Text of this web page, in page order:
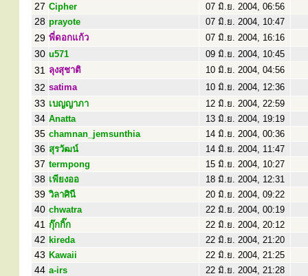
27 Cipher 07 มิ.ย. 2004, 06:56
28 prayote 07 มิ.ย. 2004, 10:47
29 พี่ดอกแก้ว 07 มิ.ย. 2004, 16:16
30 u571 09 มิ.ย. 2004, 10:45
31 ลุงสุชาติ 10 มิ.ย. 2004, 04:56
32 satima 10 มิ.ย. 2004, 12:36
33 เบญญาภา 12 มิ.ย. 2004, 22:59
34 Anatta 13 มิ.ย. 2004, 19:19
35 chamnan_jemsunthia 14 มิ.ย. 2004, 00:36
36 สุรวัฒน์ 14 มิ.ย. 2004, 11:47
37 termpong 15 มิ.ย. 2004, 10:27
38 เพียงออ 18 มิ.ย. 2004, 12:31
39 วิลาศินี 20 มิ.ย. 2004, 09:22
40 chwatra 22 มิ.ย. 2004, 00:19
41 กุ๊กกิ๊ก 22 มิ.ย. 2004, 20:12
42 kireda 22 มิ.ย. 2004, 21:20
43 Kawaii 22 มิ.ย. 2004, 21:25
44 a-irs 22 มิ.ย. 2004, 21:28